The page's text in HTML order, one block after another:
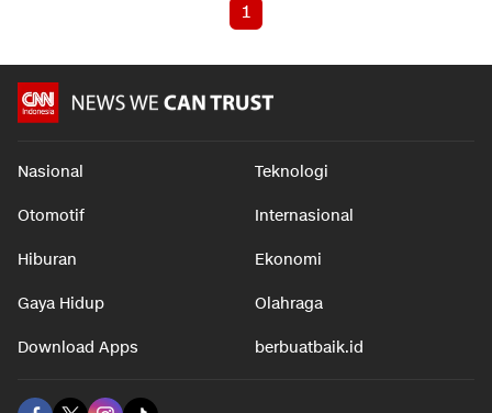
1
Nasional Teknologi
Otomotif Internasional
Hiburan Ekonomi
Gaya Hidup Olahraga
Download Apps berbuatbaik.id